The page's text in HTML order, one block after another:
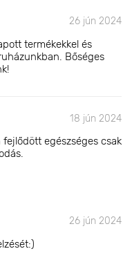
26 jún 2024
termékekkel és
Bőséges
18 jún 2024
egészséges csak
26 jún 2024